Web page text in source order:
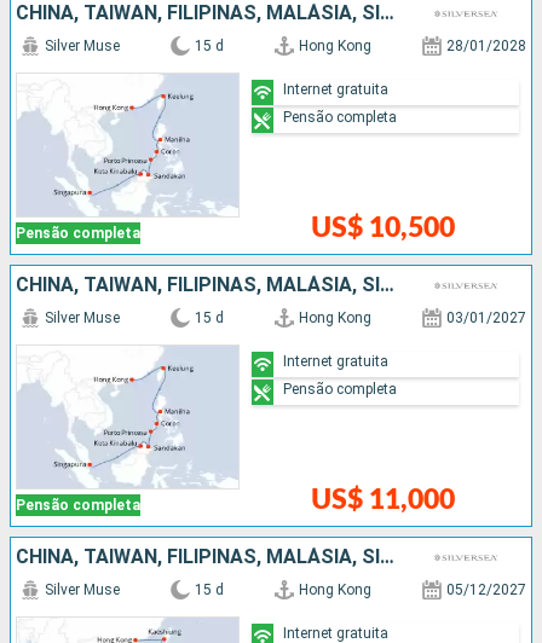
CHINA, TAIWAN, FILIPINAS, MALÁSIA, SINGAPURA
Pensão completa
Silver Muse 15 d Hong Kong 28/01/2028
US$ 10,500
Internet gratuita
Pensão completa
CHINA, TAIWAN, FILIPINAS, MALÁSIA, SINGAPURA
Pensão completa
Silver Muse 15 d Hong Kong 03/01/2027
US$ 11,000
Internet gratuita
Pensão completa
CHINA, TAIWAN, FILIPINAS, MALÁSIA, SINGAPURA
Silver Muse 15 d Hong Kong 05/12/2027
Internet gratuita